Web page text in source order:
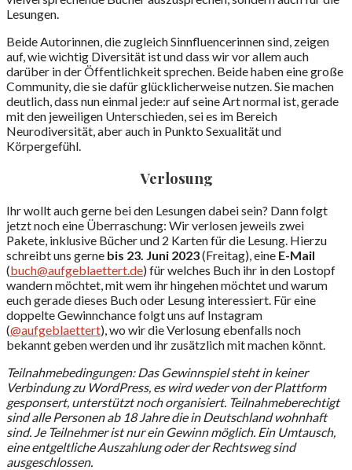
Lesungen.
Beide Autorinnen, die zugleich Sinnfluencerinnen sind, zeigen
auf, wie wichtig Diversität ist und dass wir vor allem auch
darüber in der Öffentlichkeit sprechen. Beide haben eine große
Community, die sie dafür glücklicherweise nutzen. Sie machen
deutlich, dass nun einmal jede:r auf seine Art normal ist, gerade
mit den jeweiligen Unterschieden, sei es im Bereich
Neurodiversität, aber auch in Punkto Sexualität und
Körpergefühl.
Verlosung
Ihr wollt auch gerne bei den Lesungen dabei sein? Dann folgt
jetzt noch eine Überraschung: Wir verlosen jeweils zwei
Pakete, inklusive Bücher und 2 Karten für die Lesung. Hierzu
schreibt uns gerne bis 23. Juni 2023(Freitag), eine E-Mail
(buch@aufgeblaettert.de) für welches Buch ihr in den Lostopf
wandern möchtet, mit wem ihr hingehen möchtet und warum
euch gerade dieses Buch oder Lesung interessiert. Für eine
doppelte Gewinnchance folgt uns auf Instagram
(@aufgeblaettert), wo wir die Verlosung ebenfalls noch
bekannt geben werden und ihr zusätzlich mit machen könnt.
Teilnahmebedingungen: Das Gewinnspiel steht in keiner
Verbindung zu WordPress, es wird weder von der Plattform
gesponsert, unterstützt noch organisiert. Teilnahmeberechtigt
sind alle Personen ab 18 Jahre die in Deutschland wohnhaft
sind. Je Teilnehmer ist nur ein Gewinn möglich. Ein Umtausch,
eine entgeltliche Auszahlung oder der Rechtsweg sind
ausgeschlossen.